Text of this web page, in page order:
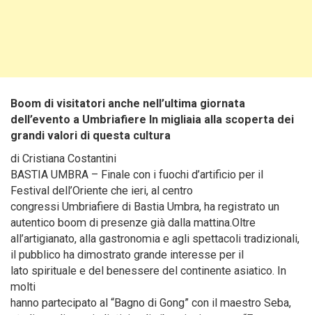
Boom di visitatori anche nell’ultima giornata
dell’evento a Umbriafiere In migliaia alla scoperta dei
grandi valori di questa cultura
di Cristiana Costantini
BASTIA UMBRA – Finale con i fuochi d’artificio per il
Festival dell’Oriente che ieri, al centro
congressi Umbriafiere di Bastia Umbra, ha registrato un
autentico boom di presenze già dalla mattina.Oltre
all’artigianato, alla gastronomia e agli spettacoli tradizionali,
il pubblico ha dimostrato grande interesse per il
lato spirituale e del benessere del continente asiatico. In
molti
hanno partecipato al “Bagno di Gong” con il maestro Seba,